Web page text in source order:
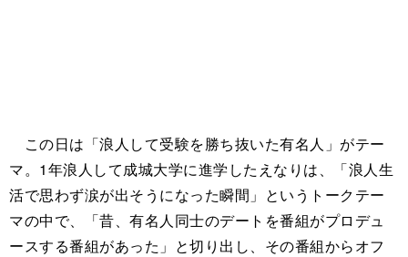
この日は「浪人して受験を勝ち抜いた有名人」がテー
マ。1年浪人して成城大学に進学したえなりは、「浪人生
活で思わず涙が出そうになった瞬間」というトークテー
マの中で、「昔、有名人同士のデートを番組がプロデュ
ースする番組があった」と切り出し、その番組からオフ